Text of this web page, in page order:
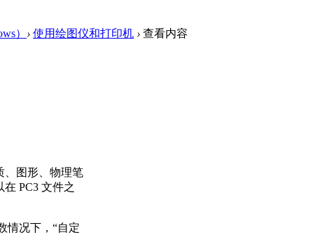
） › 使用绘图仪和打印机 › 查看内容
、图形、物理笔
PC3 文件之
情况下，“自定